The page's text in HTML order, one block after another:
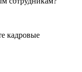
кадровые